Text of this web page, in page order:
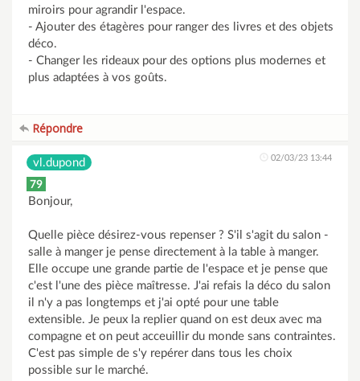
miroirs pour agrandir l'espace.
- Ajouter des étagères pour ranger des livres et des objets
déco.
- Changer les rideaux pour des options plus modernes et
plus adaptées à vos goûts.
Répondre
vl.dupond 02/03/23 13:44
79
Bonjour,
Quelle pièce désirez-vous repenser ? S'il s'agit du salon -
salle à manger je pense directement à la table à manger.
Elle occupe une grande partie de l'espace et je pense que
c'est l'une des pièce maîtresse. J'ai refais la déco du salon
il n'y a pas longtemps et j'ai opté pour une table
extensible. Je peux la replier quand on est deux avec ma
compagne et on peut acceuillir du monde sans contraintes.
C'est pas simple de s'y repérer dans tous les choix
possible sur le marché.